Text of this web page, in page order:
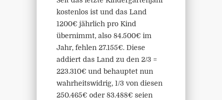
kostenlos ist und das Land
1200€ jährlich pro Kind
übernimmt, also 84.500€ im
Jahr, fehlen 27.155€. Diese
addiert das Land zu den 2/3 =
223.310€ und behauptet nun
wahrheitswidrig, 1/3 von diesen
250.465€ oder 83.488€ seien